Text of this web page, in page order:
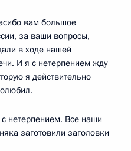
вам большое
за ваши вопросы,
в ходе нашей
И я с нетерпением жду
я действительно
нетерпением. Все наши
заготовили заголовки